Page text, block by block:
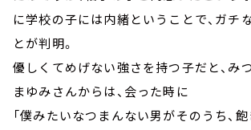
に学校の子には内緒ということで、ガチ
とが判明。
優しくてめげない強さを持つ子だと、み
まゆみさんからは、会った時に
「僕みたいなつまんない男がそのうち、